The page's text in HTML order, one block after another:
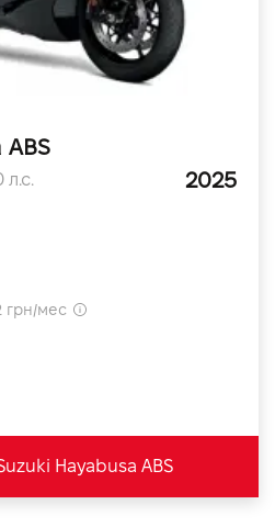
ABS
л.с. 2025
грн/мес
Hayabusa ABS